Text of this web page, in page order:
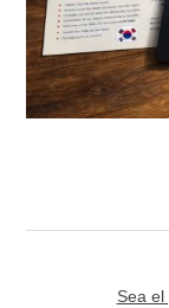
Sea